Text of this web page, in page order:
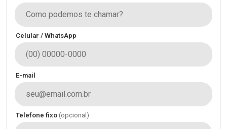
Celular / WhatsApp
E-mail
Telefone fixo (opcional)